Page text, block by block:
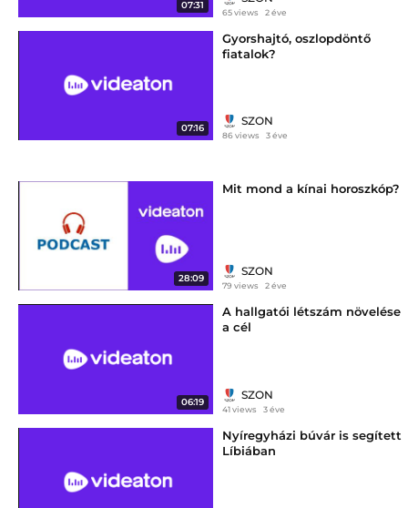
07:31
65 views 2 éve
07:16
Gyorshajtó, oszlopdöntő
fiatalok?
SZON
86 views 3 éve
28:09
Mit mond a kínai horoszkóp?
SZON
79 views 2 éve
06:19
A hallgatói létszám növelése
a cél
SZON
41 views 3 éve
Nyíregyházi búvár is segített
Líbiában